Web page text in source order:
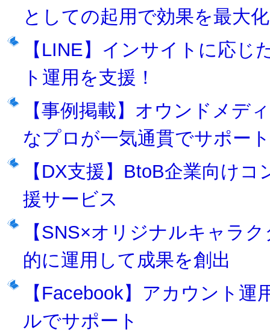
としての起用で効果を最大化
【LINE】インサイトに応じ
ト運用を支援！
【事例掲載】オウンドメデ
なプロが一気通貫でサポート
【DX支援】BtoB企業向け
援サービス
【SNS×オリジナルキャラ
的に運用して成果を創出
【Facebook】アカウント
ルでサポート